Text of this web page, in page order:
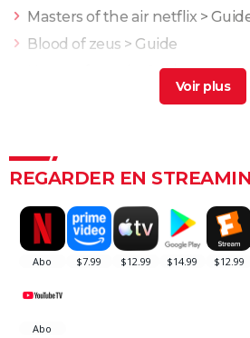
Masters of the air netflix >
Blood of zeus > Guide
> Guide
> Guide
Black Widow : est-ce vraiment
Justice League : il existe une
fans la préfèrent à l'original
espérée de Marvel ? L'avis des
Jurassic World Renaissance :
REGARDER EN